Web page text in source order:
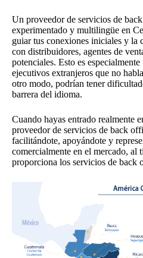
Un proveedor de servicios de
experimentado y multilingüe en
guiar tus conexiones iniciales y la
con distribuidores, agentes de
potenciales. Esto es
ejecutivos extranjeros que no
otro modo, podrían tener
barrera del idioma.
Cuando hayas entrado realmente
proveedor de servicios de back
facilitándote, apoyándote y
comercialmente en el mercado, al
proporciona los servicios de back